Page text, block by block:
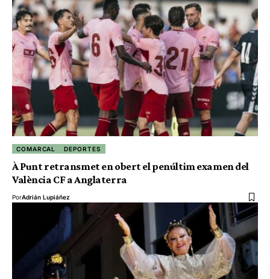
COMARCAL DEPORTES
À Punt retransmet en obert el penúltim examen del
València CF a Anglaterra
PorAdrián Lupiáñez